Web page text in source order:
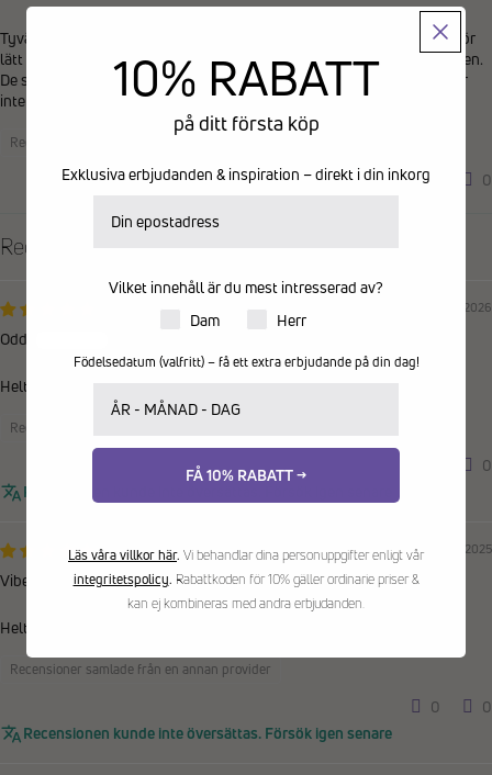
Tyvärr helt värdelösa enligt min mening. De hoppar ur hålen alldeles för
lätt och fungerar antagligen endast på skor som knappt behöver snören.
De små krokarna som håller fast snöret är mjuka och taniga, jag förstår
inte hur de tänkt här.
Recensioner samlade från en annan provider
0
Recensioner på andra språk
24/07/2026
Odd
Helt topp
Recensioner samlade via butiksinvitation
0
Recensionen kunde inte översättas. Försök igen senare
27/10/2025
Vibeke
Helt perfekt til de fleste sko. Enkelt å ta på skoene
Recensioner samlade från en annan provider
0
0
Recensionen kunde inte översättas. Försök igen senare
10% RABATT
på ditt första köp
Exklusiva erbjudanden & inspiration – direkt i din inkorg
Vilket innehåll är du mest intresserad av?
Produkter för dam eller herr
Dam Herr
Födelsedatum (valfritt) – få ett extra erbjudande på din dag!
FÅ 10% RABATT →
Läs våra villkor här. Vi behandlar dina personuppgifter enligt vår
integritetspolicy. Rabattkoden för 10% gäller ordinarie priser &
kan ej kombineras med andra erbjudanden.